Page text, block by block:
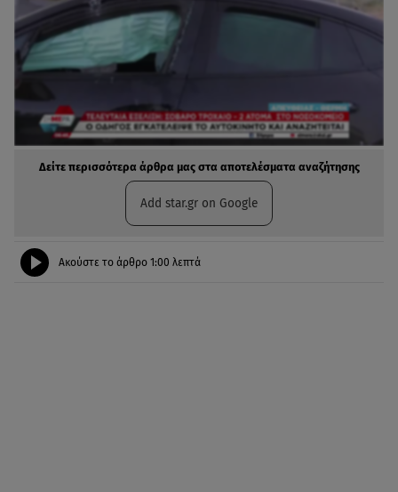
Δείτε περισσότερα άρθρα μας στα αποτελέσματα αναζήτησης
Add star.gr on Google
Ακούστε το άρθρο 1:00 λεπτά